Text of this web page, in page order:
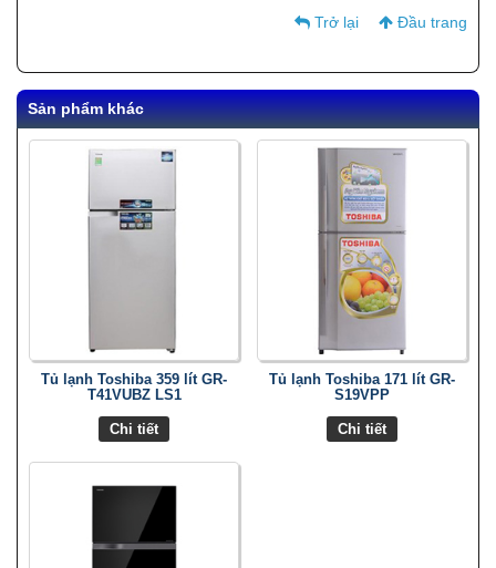
Trở lại
Đầu trang
Sản phẩm khác
Tủ lạnh Toshiba 359 lít GR-
T41VUBZ LS1
Chi tiết
Tủ lạnh Toshiba 171 lít GR-
S19VPP
Chi tiết